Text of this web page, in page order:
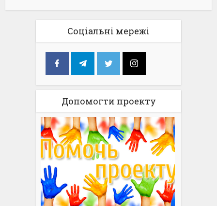
Соціальні мережі
Допомогти проекту